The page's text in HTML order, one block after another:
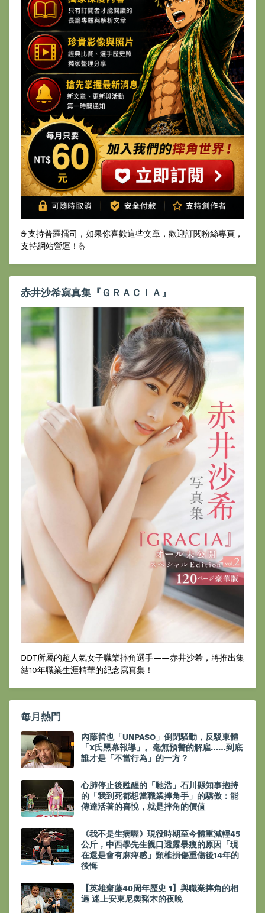
☕️支持普羅擂司，如果你喜歡這些文章，歡迎訂閱粉絲專頁，
支持網站營運！🫰
赤井沙希寫真集『ＧＲＡＣＩＡ』
DDT所屬的超人氣女子職業摔角選手——赤井沙希，將推出集
結10年職業生涯精華的紀念寫真集！
每月熱門
內藤哲也「UNPASO」倒閉騷動，反駁東體
「X氏黑幕報導」。毫無預警的解雇……到底
誰才是「不當行為」的一方？
心肺停止後甦醒的「馳浩」石川縣知事抱持
的「我到死都想當職業摔角手」的驕傲：能
傳達活著的喜悅，就是摔角的價值
《我不是生病喔》現役時期至今體重減輕45
公斤，中西學先生親口透露暴瘦的原因「現
在還是會有麻痺感」頸椎損傷重傷後14年的
後悔
【英雄齋藤40周年歷史 1】與職業摔角的相
遇 迷上安東尼奧豬木的夜晚